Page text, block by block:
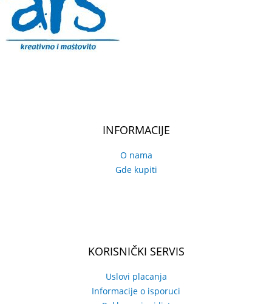
INFORMACIJE
O nama
Gde kupiti
KORISNIČKI SERVIS
Uslovi placanja
Informacije o isporuci